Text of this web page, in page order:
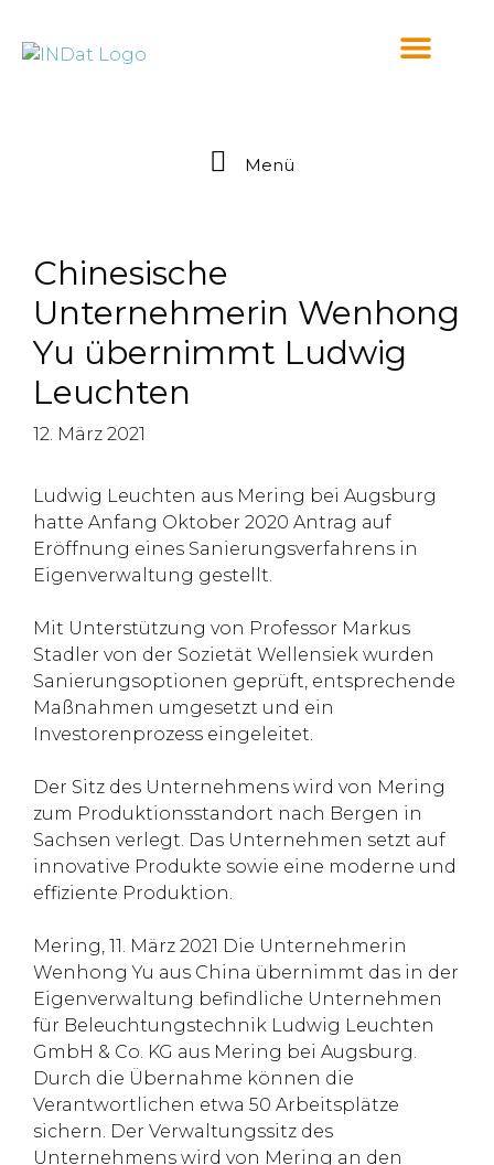
Menü
Chinesische
Unternehmerin Wenhong
Yu übernimmt Ludwig
Leuchten
12. März 2021
Ludwig Leuchten aus Mering bei Augsburg
hatte Anfang Oktober 2020 Antrag auf
Eröffnung eines Sanierungsverfahrens in
Eigenverwaltung gestellt.
Mit Unterstützung von Professor Markus
Stadler von der Sozietät Wellensiek wurden
Sanierungsoptionen geprüft, entsprechende
Maßnahmen umgesetzt und ein
Investorenprozess eingeleitet.
Der Sitz des Unternehmens wird von Mering
zum Produktionsstandort nach Bergen in
Sachsen verlegt. Das Unternehmen setzt auf
innovative Produkte sowie eine moderne und
effiziente Produktion.
Mering, 11. März 2021 Die Unternehmerin
Wenhong Yu aus China übernimmt das in der
Eigenverwaltung befindliche Unternehmen
für Beleuchtungstechnik Ludwig Leuchten
GmbH & Co. KG aus Mering bei Augsburg.
Durch die Übernahme können die
Verantwortlichen etwa 50 Arbeitsplätze
sichern. Der Verwaltungssitz des
Unternehmens wird von Mering an den